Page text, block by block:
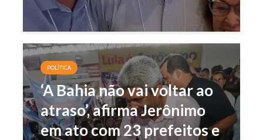
POLÍTICA
‘A Bahia não vai voltar ao
atraso’, afirma Jerônimo
em ato com 23 prefeitos e